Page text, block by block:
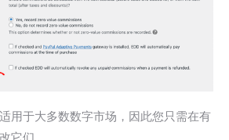
用于大多数数字市场，因此您只需在有